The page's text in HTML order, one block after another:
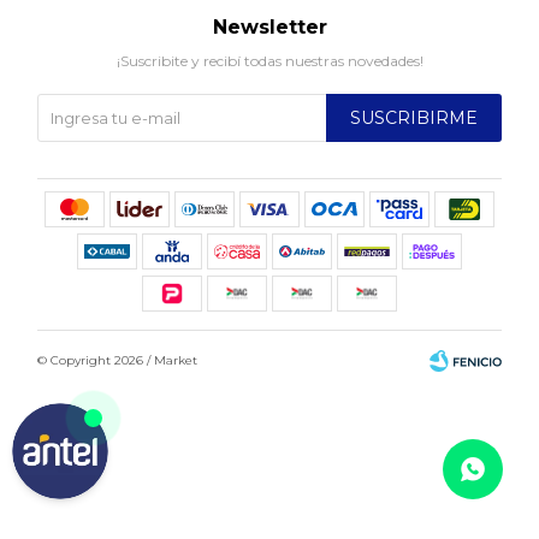
Newsletter
¡Suscribite y recibí todas nuestras novedades!
SUSCRIBIRME
© Copyright 2026 / Market